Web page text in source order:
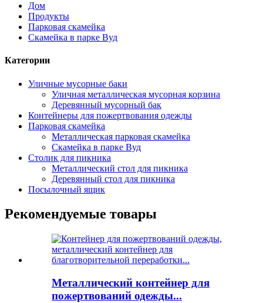
Дом
Продукты
Парковая скамейка
Скамейка в парке Вуд
Категории
Уличные мусорные баки
Уличная металлическая мусорная корзина
Деревянный мусорный бак
Контейнеры для пожертвования одежды
Парковая скамейка
Металлическая парковая скамейка
Скамейка в парке Вуд
Столик для пикника
Металлический стол для пикника
Деревянный стол для пикника
Посылочный ящик
Рекомендуемые товары
Металлический контейнер для
пожертвований одежды...